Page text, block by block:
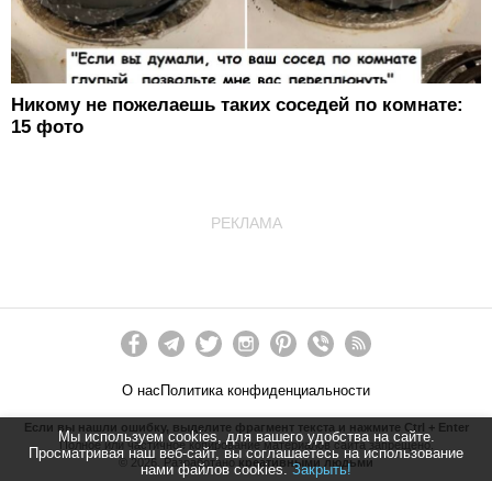
Мы используем cookies, для вашего удобства на сайте.
Просматривая наш веб-сайт, вы соглашаетесь на использование
нами файлов cookies. Закрыть!
Никому не пожелаешь таких соседей по комнате:
15 фото
РЕКЛАМА
О нас Политика конфиденциальности
Если вы нашли ошибку, выделите фрагмент текста и нажмите Ctrl + Enter
Полное или частичное копирование материалов сайта запрещено.
2026 . Разработано креативными людьми